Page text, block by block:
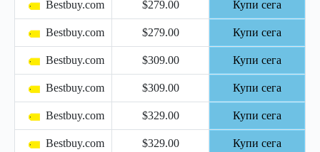
Bestbuy.com $279.00 Купи сега
Bestbuy.com $279.00 Купи сега
Bestbuy.com $309.00 Купи сега
Bestbuy.com $309.00 Купи сега
Bestbuy.com $329.00 Купи сега
Bestbuy.com $329.00 Купи сега